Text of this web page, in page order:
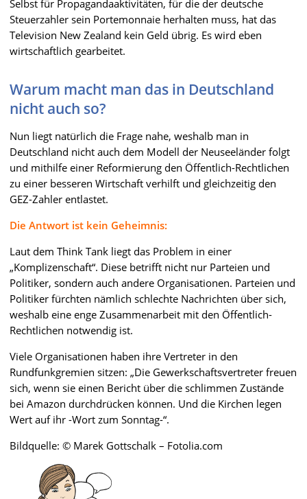
Selbst für Propagandaaktivitäten, für die der deutsche
Steuerzahler sein Portemonnaie herhalten muss, hat das
Television New Zealand kein Geld übrig. Es wird eben
wirtschaftlich gearbeitet.
Warum macht man das in Deutschland
nicht auch so?
Nun liegt natürlich die Frage nahe, weshalb man in
Deutschland nicht auch dem Modell der Neuseeländer folgt
und mithilfe einer Reformierung den Öffentlich-Rechtlichen
zu einer besseren Wirtschaft verhilft und gleichzeitig den
GEZ-Zahler entlastet.
Die Antwort ist kein Geheimnis:
Laut dem Think Tank liegt das Problem in einer
„Komplizenschaft“. Diese betrifft nicht nur Parteien und
Politiker, sondern auch andere Organisationen. Parteien und
Politiker fürchten nämlich schlechte Nachrichten über sich,
weshalb eine enge Zusammenarbeit mit den Öffentlich-
Rechtlichen notwendig ist.
Viele Organisationen haben ihre Vertreter in den
Rundfunkgremien sitzen: „Die Gewerkschaftsvertreter freuen
sich, wenn sie einen Bericht über die schlimmen Zustände
bei Amazon durchdrücken können. Und die Kirchen legen
Wert auf ihr -Wort zum Sonntag-“.
Bildquelle: © Marek Gottschalk – Fotolia.com